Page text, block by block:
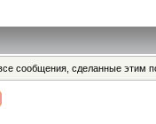
сообщения, сделанные этим